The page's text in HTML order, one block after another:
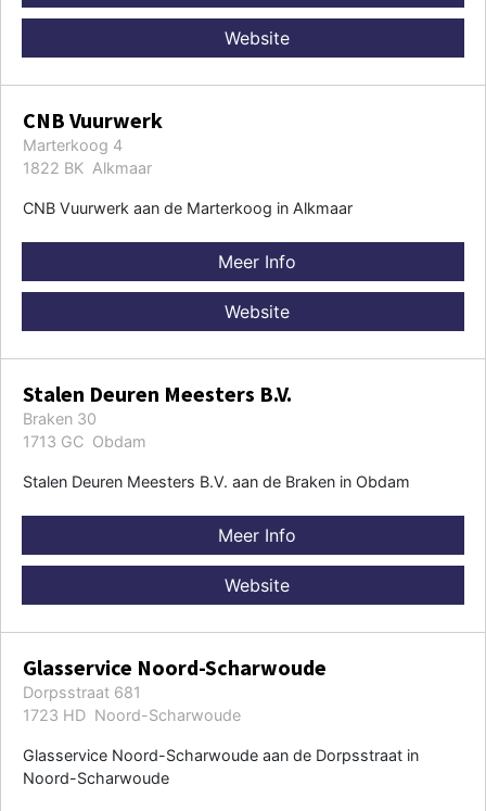
Website
CNB Vuurwerk
Marterkoog 4
1822 BK Alkmaar
CNB Vuurwerk aan de Marterkoog in Alkmaar
Meer Info
Website
Stalen Deuren Meesters B.V.
Braken 30
1713 GC Obdam
Stalen Deuren Meesters B.V. aan de Braken in Obdam
Meer Info
Website
Glasservice Noord-Scharwoude
Dorpsstraat 681
1723 HD Noord-Scharwoude
Glasservice Noord-Scharwoude aan de Dorpsstraat in
Noord-Scharwoude